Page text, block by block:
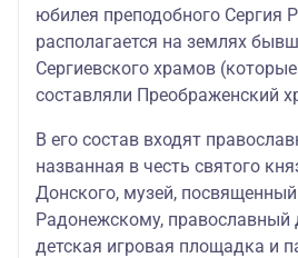
юбилея преподобного Сергия
располагается на землях
Сергиевского храмов
составляли Преображенский
В его состав входят
названная в честь святого
Донского, музей,
Радонежскому, православный
детская игровая площадка и